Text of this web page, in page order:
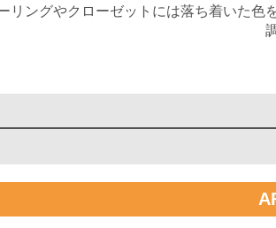
リングやクローゼットには落ち着いた色